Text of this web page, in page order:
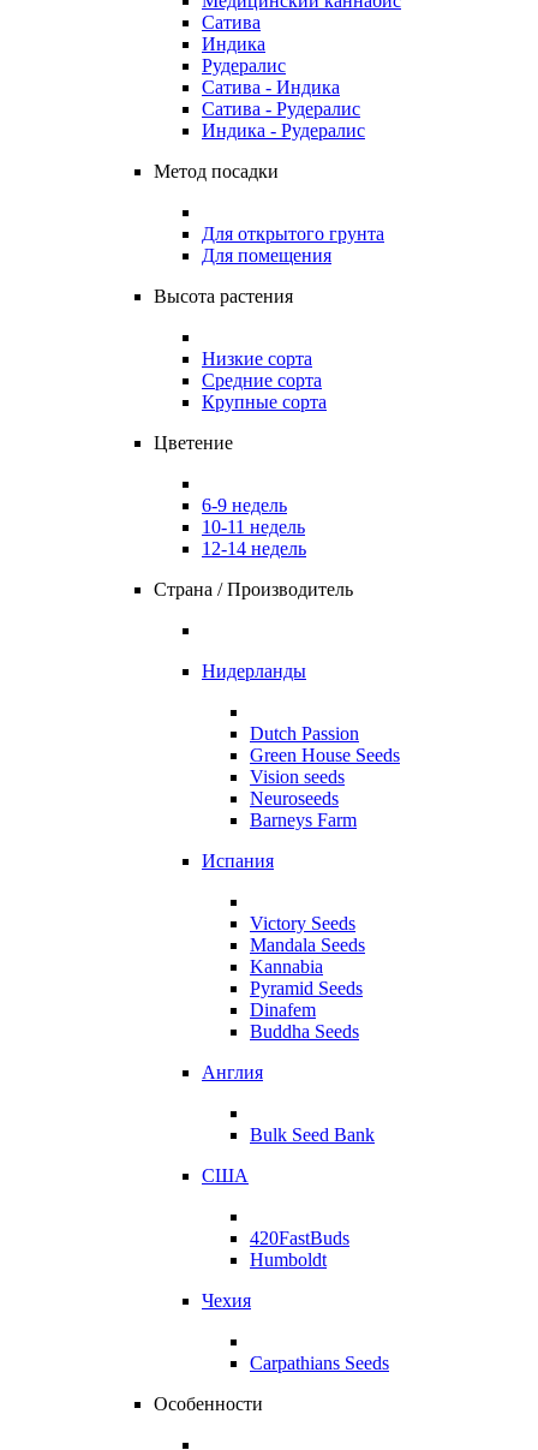
Сатива
Индика
Рудералис
Сатива - Индика
Сатива - Рудералис
Индика - Рудералис
Метод посадки
Для открытого грунта
Для помещения
Высота растения
Низкие сорта
Средние сорта
Крупные сорта
Цветение
6-9 недель
10-11 недель
12-14 недель
Страна / Производитель
Нидерланды
Dutch Passion
Green House Seeds
Vision seeds
Neuroseeds
Barneys Farm
Испания
Victory Seeds
Mandala Seeds
Kannabia
Pyramid Seeds
Dinafem
Buddha Seeds
Англия
Bulk Seed Bank
США
420FastBuds
Humboldt
Чехия
Carpathians Seeds
Особенности